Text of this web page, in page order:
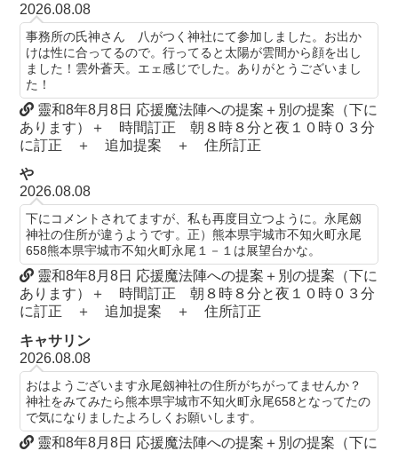
2026.08.08
事務所の氏神さん 八がつく神社にて参加しました。お出か
けは性に合ってるので。行ってると太陽が雲間から顔を出し
ました！雲外蒼天。エェ感じでした。ありがとうございまし
た！
靈和8年8月8日 応援魔法陣への提案＋別の提案（下に
あります）＋ 時間訂正 朝８時８分と夜１０時０３分
に訂正 ＋ 追加提案 ＋ 住所訂正
や
2026.08.08
下にコメントされてますが、私も再度目立つように。永尾劔
神社の住所が違うようです。正）熊本県宇城市不知火町永尾
658熊本県宇城市不知火町永尾１－１は展望台かな。
靈和8年8月8日 応援魔法陣への提案＋別の提案（下に
あります）＋ 時間訂正 朝８時８分と夜１０時０３分
に訂正 ＋ 追加提案 ＋ 住所訂正
キャサリン
2026.08.08
おはようございます永尾劔神社の住所がちがってませんか？
神社をみてみたら熊本県宇城市不知火町永尾658となってたの
で気になりましたよろしくお願いします。
靈和8年8月8日 応援魔法陣への提案＋別の提案（下に